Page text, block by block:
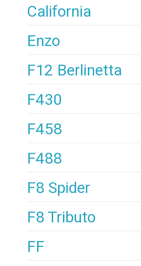
California
Enzo
F12 Berlinetta
F430
F458
F488
F8 Spider
F8 Tributo
FF